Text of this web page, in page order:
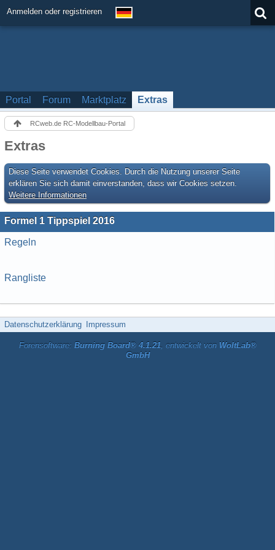
Anmelden oder registrieren
Portal Forum Marktplatz Extras
RCweb.de RC-Modellbau-Portal
Extras
Diese Seite verwendet Cookies. Durch die Nutzung unserer Seite
erklären Sie sich damit einverstanden, dass wir Cookies setzen.
Weitere Informationen
Formel 1 Tippspiel 2016
Regeln
Rangliste
Datenschutzerklärung Impressum
Forensoftware: Burning Board® 4.1.21, entwickelt von WoltLab®
GmbH